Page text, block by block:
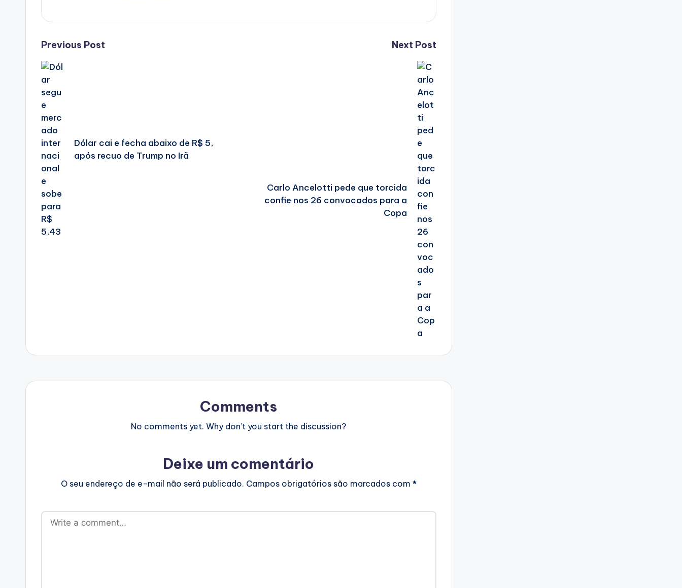
Post
navigation
Previous Post
Dólar cai e fecha abaixo de R$ 5,
após recuo de Trump no Irã
Next Post
Carlo Ancelotti pede que torcida
confie nos 26 convocados para a
Copa
Comments
No comments yet. Why don’t you start the discussion?
Deixe um comentário
O seu endereço de e-mail não será publicado. Campos obrigatórios são marcados com *